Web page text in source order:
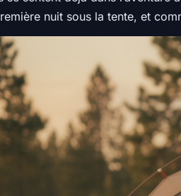
nuit sous la tente, et